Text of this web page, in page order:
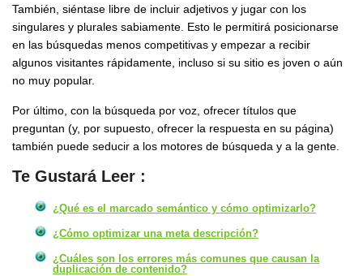
También, siéntase libre de incluir adjetivos y jugar con los
singulares y plurales sabiamente. Esto le permitirá posicionarse
en las búsquedas menos competitivas y empezar a recibir
algunos visitantes rápidamente, incluso si su sitio es joven o aún
no muy popular.
Por último, con la búsqueda por voz, ofrecer títulos que
preguntan (y, por supuesto, ofrecer la respuesta en su página)
también puede seducir a los motores de búsqueda y a la gente.
Te Gustará Leer :
¿Qué es el marcado semántico y cómo optimizarlo?
¿Cómo optimizar una meta descripción?
¿Cuáles son los errores más comunes que causan la
duplicación de contenido?